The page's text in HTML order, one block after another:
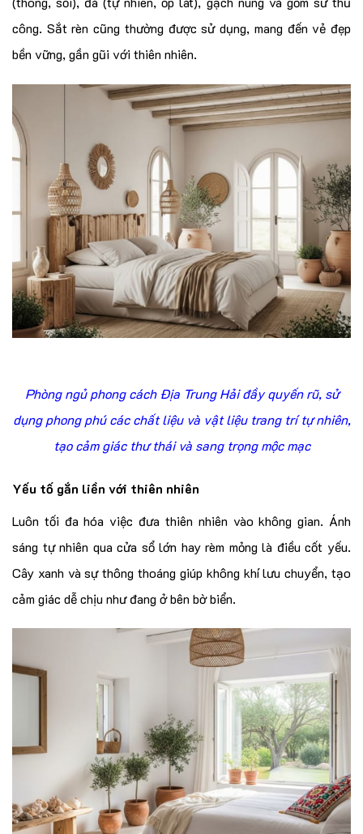
công. Sắt rèn cũng thường được sử dụng, mang đến vẻ đẹp
bền vững, gần gũi với thiên nhiên.
Phòng ngủ phong cách Địa Trung Hải đầy quyến rũ, sử
dụng phong phú các chất liệu và vật liệu trang trí tự nhiên,
tạo cảm giác thư thái và sang trọng mộc mạc
Yếu tố gắn liền với thiên nhiên
Luôn tối đa hóa việc đưa thiên nhiên vào không gian. Ánh
sáng tự nhiên qua cửa sổ lớn hay rèm mỏng là điều cốt yếu.
Cây xanh và sự thông thoáng giúp không khí lưu chuyển, tạo
cảm giác dễ chịu như đang ở bên bờ biển.